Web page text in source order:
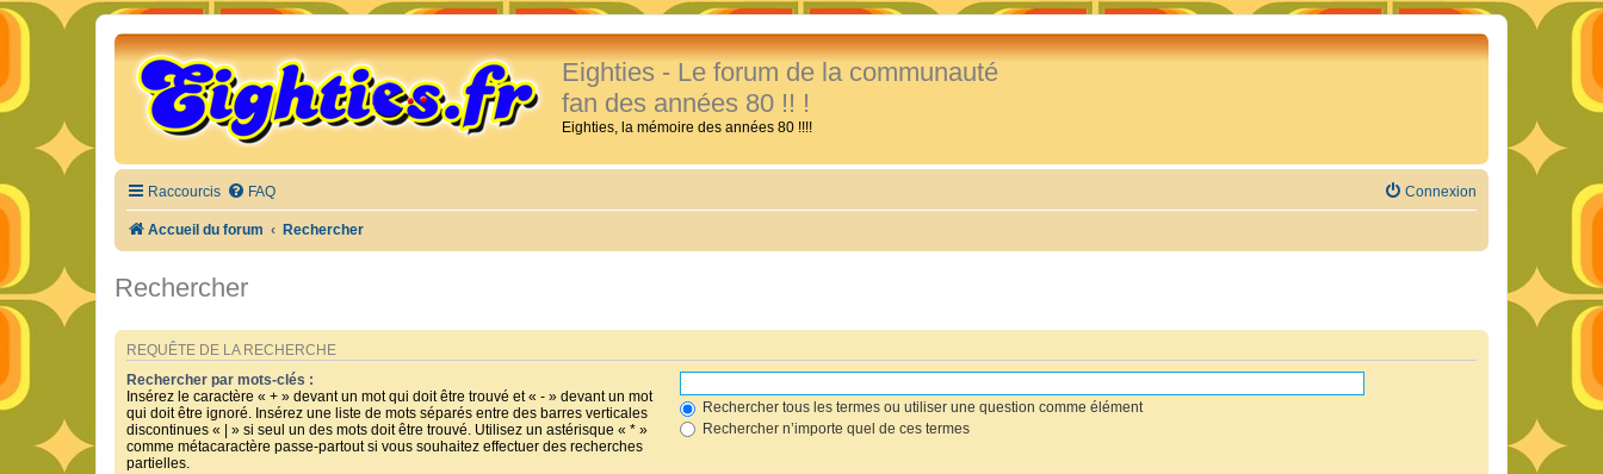
Eighties - Le forum de la communauté
fan des années 80 !! !
Eighties, la mémoire des années 80 !!!!
Raccourcis FAQ Connexion
Accueil du forum Rechercher
Rechercher
REQUÊTE DE LA RECHERCHE
Rechercher par mots-clés :
Insérez le caractère « + » devant un mot qui doit être trouvé et « - » devant un mot
qui doit être ignoré. Insérez une liste de mots séparés entre des barres verticales
discontinues « | » si seul un des mots doit être trouvé. Utilisez un astérisque « * »
comme métacaractère passe-partout si vous souhaitez effectuer des recherches
partielles.
Rechercher tous les termes ou utiliser une question comme élément
Rechercher n’importe quel de ces termes